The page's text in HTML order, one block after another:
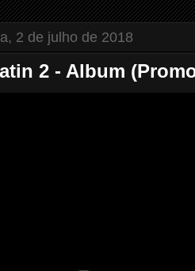
2 de julho de 2018
2 - Album